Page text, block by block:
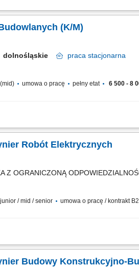
drogowych oraz koordynacja prac na
(K/M)
dolnośląskie praca stacjonarna
umowa o pracę pełny etat 6 500 - 8
prowadzenie i nadzór nad realizacją robót
Robót Elektrycznych
Z OGRANICZONĄ
/ mid / senior umowa o pracę / kontrakt
robót elektroenergetycznych pod
Budowy Konstrukcyjno-